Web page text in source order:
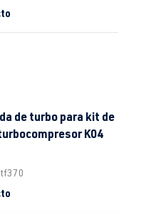
de turbo para kit de
K04